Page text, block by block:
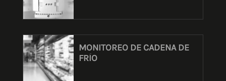
MONITOREO DE CADENA DE
FRÍO